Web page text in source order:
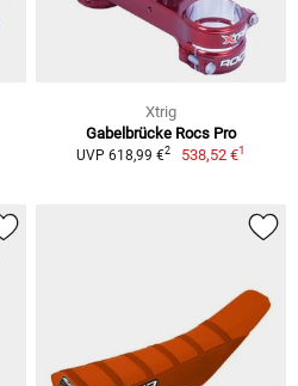
Xtrig
Gabelbrücke Rocs Pro
UVP 618,99 €2 538,52 €1